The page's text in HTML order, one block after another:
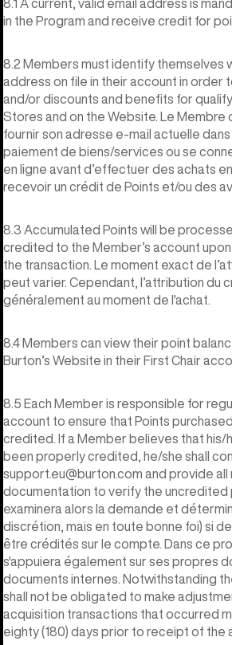
8.1 A current, valid email address is
in the Program and receive credit for
8.2 Members must identify themselves
address on file in their account in order
and/or discounts and benefits for
Stores and on the Website. Le Membre
fournir son adresse e-mail actuelle dans
paiement de biens/services ou se
en ligne avant d’effectuer des achats
recevoir un crédit de Points et/ou des
8.3 Accumulated Points will be
credited to the Member’s account
the transaction. Le moment exact de
peut varier. Cependant, l’attribution du
généralement au moment de l'achat.
8.4 Members can view their point
Burton’s Website in their First Chair
8.5 Each Member is responsible for
account to ensure that Points
credited. If a Member believes that his/
been properly credited, he/she shall
support.eu@burton.com and provide
documentation to verify the uncredited
examinera alors la demande et
discrétion, mais en toute bonne foi) si
être crédités sur le compte. Dans ce
s'appuiera également sur ses propres
documents internes. Notwithstanding
shall not be obligated to make
acquisition transactions that occurred
eighty (180) days prior to receipt of the